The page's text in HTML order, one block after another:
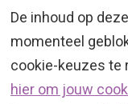
De inhoud op
momenteel
cookie-keuzes te
hier om jouw